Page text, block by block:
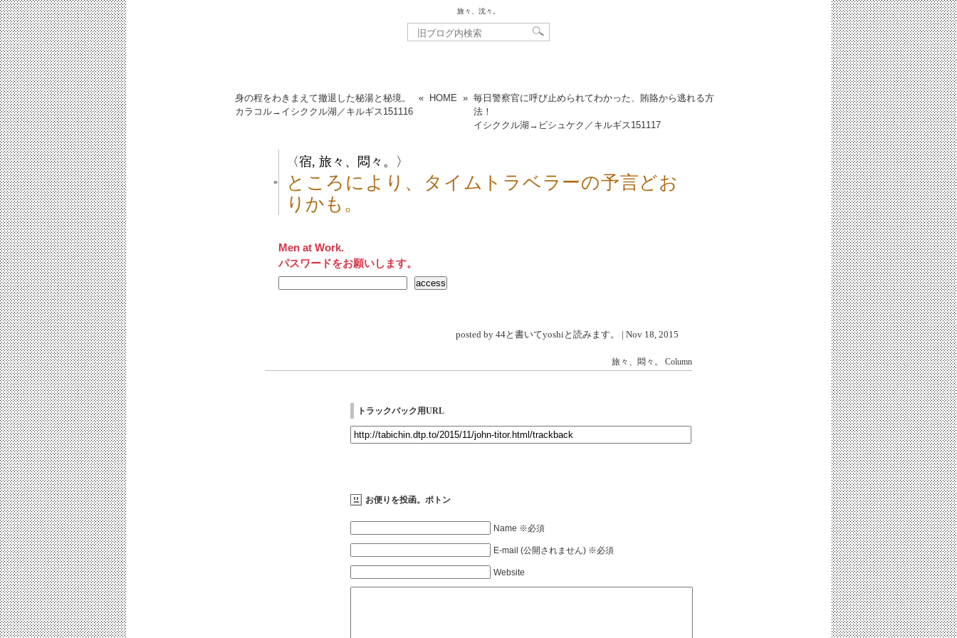
旅々、沈々。
身の程をわきまえて撤退した秘湯と秘境。
カラコル→イシククル湖／キルギス151116
« HOME » 毎日警察官に呼び止められてわかった、賄賂から逃れる方
法！
イシククル湖→ビシュケク／キルギス151117
■
〈宿, 旅々、悶々。〉
ところにより、タイムトラベラーの予言どお
りかも。
Men at Work.
パスワードをお願いします。
posted by 44と書いてyoshiと読みます。 | Nov 18, 2015
旅々、悶々。 Column
トラックバック用URL
お便りを投函。ポトン
Name ※必須
E-mail (公開されません) ※必須
Website